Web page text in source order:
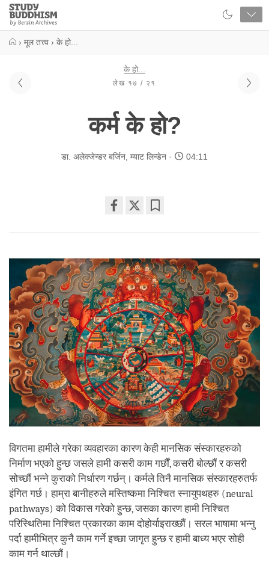
Close
Study
Buddhism
› मूल तत्त्व › के हो...
के हो...
लेख १७ / २१
कर्म के हो?
डा. अलेक्जेन्डर बर्जिन म्याट लिन्डेन 04:11
on
विगतमा हामीले गरेका व्यवहारका कारण केही मानसिक संस्कारहरुको
निर्माण भएको हुन्छ जसले हामी कसरी काम गर्छौं, कसरी बोल्छौं र कसरी
सोच्छौं भन्ने कुराको निर्धारण गर्छन्। कर्मले तिनै मानसिक संस्कारहरुतर्फ
इंगित गर्छ। हाम्रा बानीहरुले मस्तिष्कमा निश्चित स्नायुपथहरु (neural
pathways) को विकास गरेको हुन्छ, जसका कारण हामी निश्चित
परिस्थितिमा निश्चित प्रकारका काम दोहोर्याइराख्छौं। सरल भाषामा भन्नु
पर्दा हामीभित्र कुनै काम गर्ने इच्छा जागृत हुन्छ र हामी बाध्य भएर सोही
काम गर्न थाल्छौं।